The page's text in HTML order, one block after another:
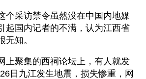
个采访禁令虽然没在中国内地媒
起国内记者的不满，认为江西省
无知。
上聚集的西祠论坛上，有人就发
日九江发生地震，损失惨重，网